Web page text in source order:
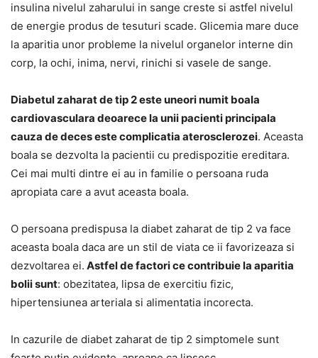
insulina nivelul zaharului in sange creste si astfel nivelul
de energie produs de tesuturi scade. Glicemia mare duce
la aparitia unor probleme la nivelul organelor interne din
corp, la ochi, inima, nervi, rinichi si vasele de sange.
Diabetul zaharat de tip 2 este uneori numit boala
cardiovasculara deoarece la unii pacienti principala
cauza de deces este complicatia aterosclerozei. Aceasta
boala se dezvolta la pacientii cu predispozitie ereditara.
Cei mai multi dintre ei au in familie o persoana ruda
apropiata care a avut aceasta boala.
O persoana predispusa la diabet zaharat de tip 2 va face
aceasta boala daca are un stil de viata ce ii favorizeaza si
dezvoltarea ei. Astfel de factori ce contribuie la aparitia
bolii sunt: obezitatea, lipsa de exercitiu fizic,
hipertensiunea arteriala si alimentatia incorecta.
In cazurile de diabet zaharat de tip 2 simptomele sunt